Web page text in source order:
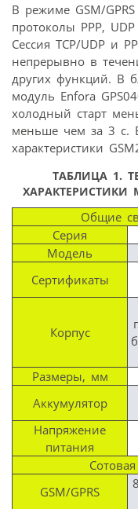
В режиме GSM/
протоколы PPP,
Сессия TCP/UDP и
непрерывно в
других функций. В
модуль Enfora
холодный старт
меньше чем за 3 с.
характеристики
ТАБЛИЦА 1.
ХАРАКТЕРИСТИКИ
Общие
Серия
Модель
Сертификаты
Корпус
Размеры, мм
Аккумулятор
Напряжение
питания
GSM/GPRS